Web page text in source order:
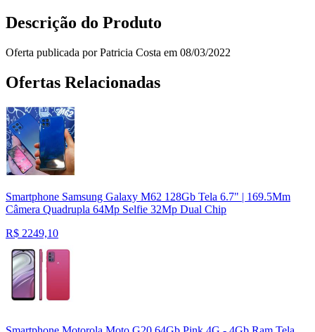
Descrição do Produto
Oferta publicada por Patricia Costa em 08/03/2022
Ofertas Relacionadas
Smartphone Samsung Galaxy M62 128Gb Tela 6.7" | 169.5Mm
Câmera Quadrupla 64Mp Selfie 32Mp Dual Chip
R$ 2249,10